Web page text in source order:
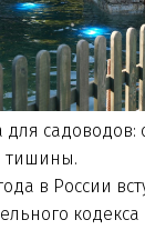
садоводов:
тишины.
в России
кодекса